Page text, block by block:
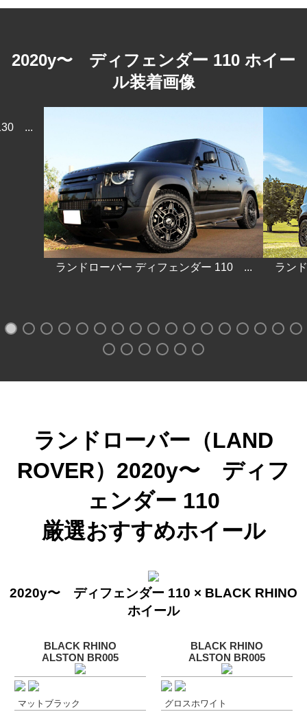
2020y〜 ディフェンダー 110 ホイー
ル装着画像
ランドローバー ディフェンダー 110 ... ラン
...
ランドローバー（LAND
ROVER）2020y〜 ディフ
ェンダー 110
厳選おすすめホイール
2020y〜 ディフェンダー 110 × BLACK RHINO
ホイール
BLACK RHINO
ALSTON BR005
マットブラック
BLACK RHINO
ALSTON BR005
グロスホワイト